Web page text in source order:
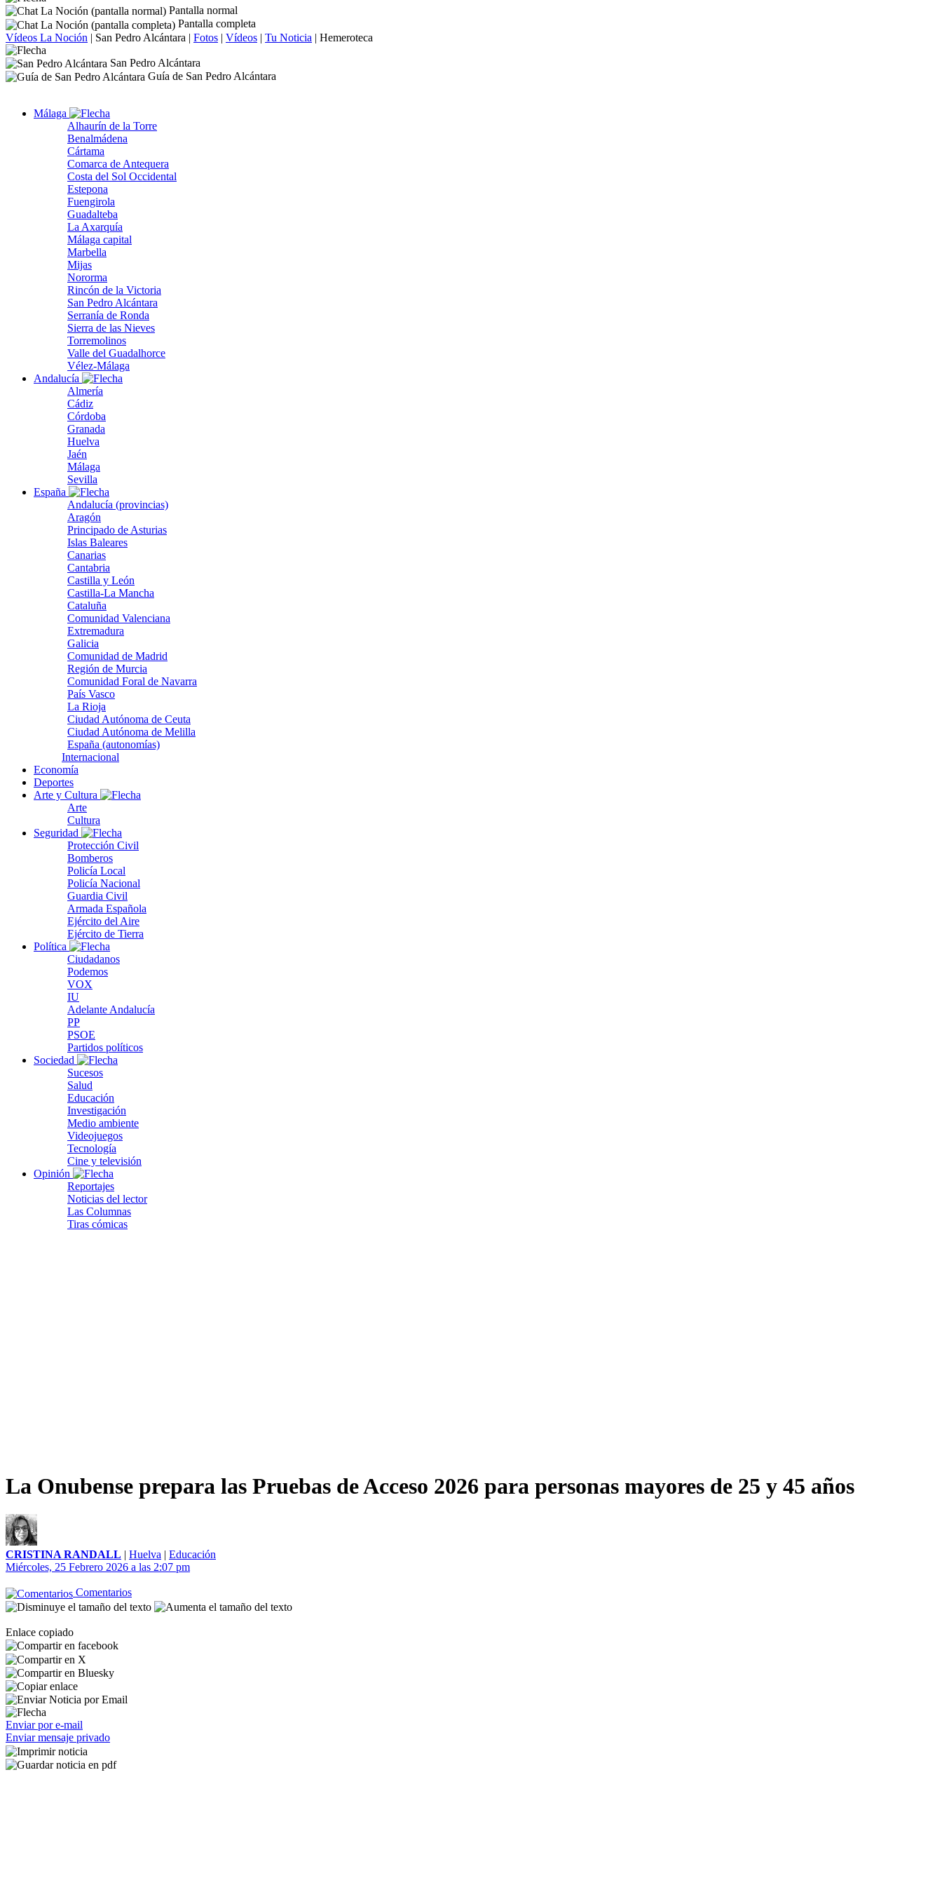
Pantalla normal
Pantalla completa
Vídeos La Noción | San Pedro Alcántara | Fotos | Vídeos | Tu Noticia | Hemeroteca
San Pedro Alcántara
Guía de San Pedro Alcántara
Málaga
Alhaurín de la Torre
Benalmádena
Cártama
Comarca de Antequera
Costa del Sol Occidental
Estepona
Fuengirola
Guadalteba
La Axarquía
Málaga capital
Marbella
Mijas
Nororma
Rincón de la Victoria
San Pedro Alcántara
Serranía de Ronda
Sierra de las Nieves
Torremolinos
Valle del Guadalhorce
Vélez-Málaga
Andalucía
Almería
Cádiz
Córdoba
Granada
Huelva
Jaén
Málaga
Sevilla
España
Andalucía (provincias)
Aragón
Principado de Asturias
Islas Baleares
Canarias
Cantabria
Castilla y León
Castilla-La Mancha
Cataluña
Comunidad Valenciana
Extremadura
Galicia
Comunidad de Madrid
Región de Murcia
Comunidad Foral de Navarra
País Vasco
La Rioja
Ciudad Autónoma de Ceuta
Ciudad Autónoma de Melilla
España (autonomías)
Internacional
Economía
Deportes
Arte y Cultura
Arte
Cultura
Seguridad
Protección Civil
Bomberos
Policía Local
Policía Nacional
Guardia Civil
Armada Española
Ejército del Aire
Ejército de Tierra
Política
Ciudadanos
Podemos
VOX
IU
Adelante Andalucía
PP
PSOE
Partidos políticos
Sociedad
Sucesos
Salud
Educación
Investigación
Medio ambiente
Videojuegos
Tecnología
Cine y televisión
Opinión
Reportajes
Noticias del lector
Las Columnas
Tiras cómicas
La Onubense prepara las Pruebas de Acceso 2026 para personas mayores de 25 y 45 años
CRISTINA RANDALL | Huelva | Educación
Miércoles, 25 Febrero 2026 a las 2:07 pm
Comentarios
Enlace copiado
Enviar por e-mail
Enviar mensaje privado